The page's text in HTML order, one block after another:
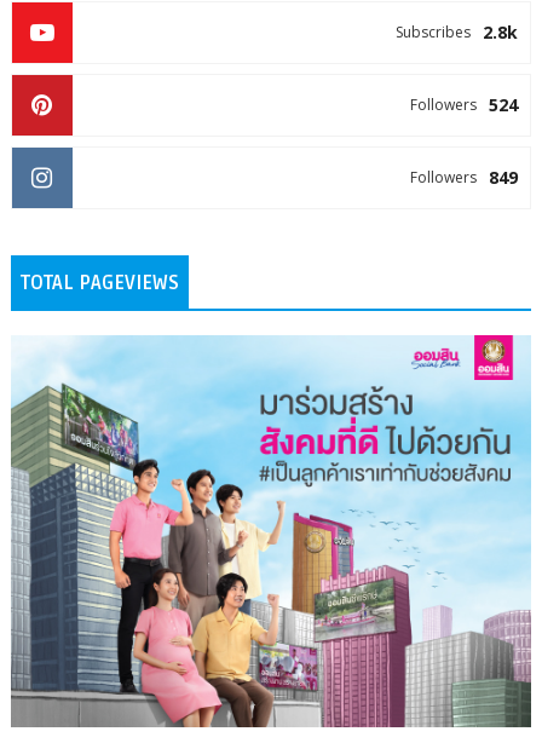
2.8k
Subscribes
524
Followers
849
Followers
TOTAL PAGEVIEWS